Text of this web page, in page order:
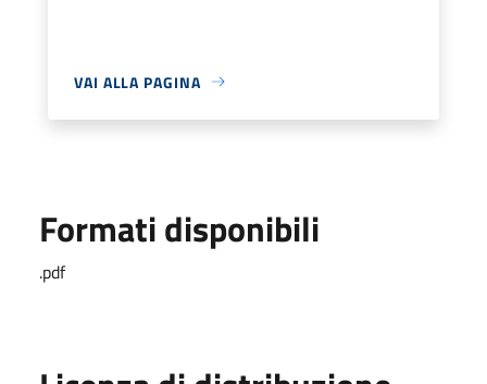
VAI ALLA PAGINA
Formati disponibili
.pdf